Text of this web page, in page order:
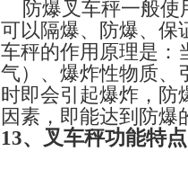
防爆叉车秤一般使
可以隔爆、防爆、保
车秤的作用原理是：
气）、爆炸性物质、
时即会引起爆炸，防
因素，即能达到防爆
13、叉车秤功能特